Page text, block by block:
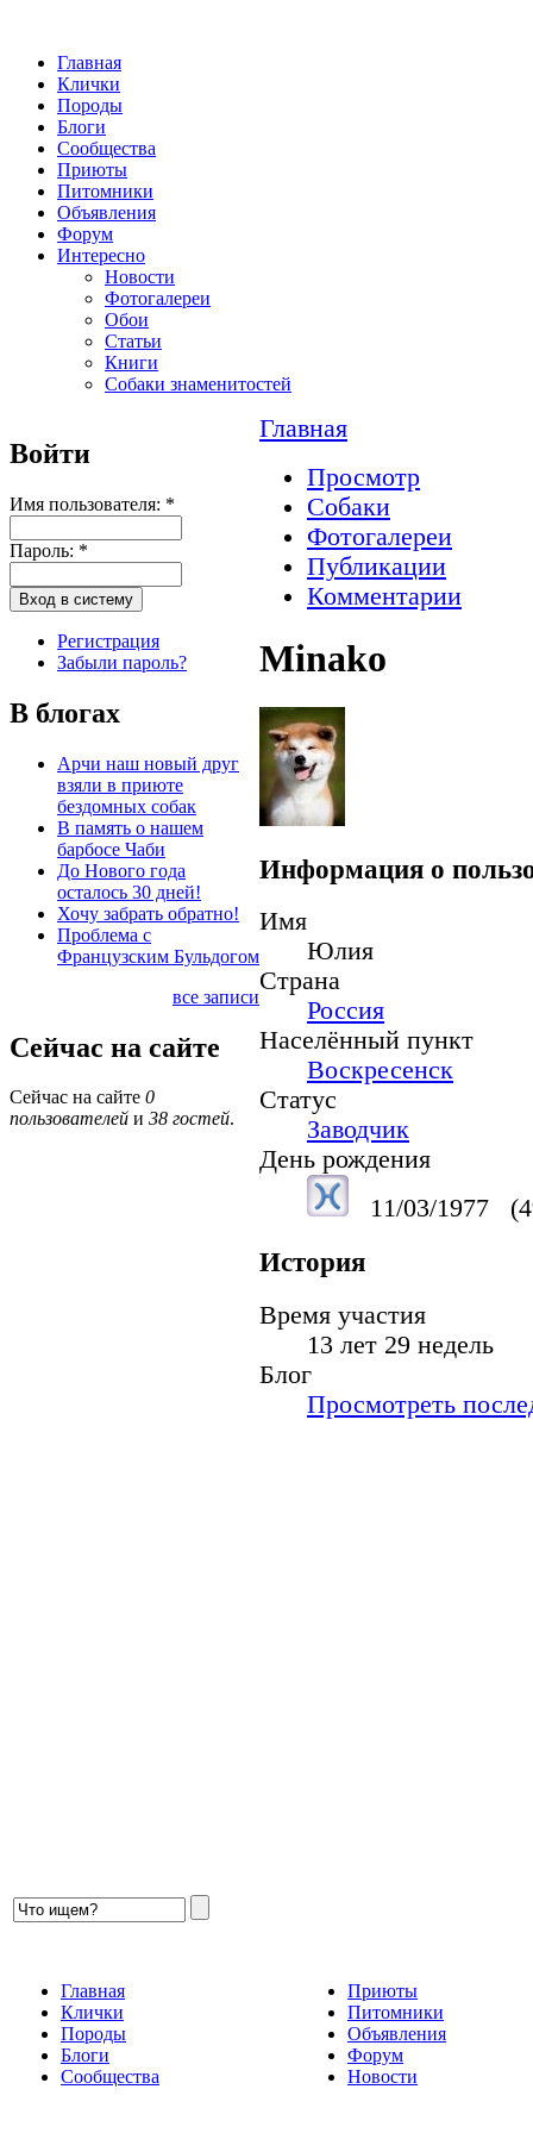
Главная
Клички
Породы
Блоги
Сообщества
Приюты
Питомники
Объявления
Форум
Интересно
Новости
Фотогалереи
Обои
Статьи
Книги
Собаки знаменитостей
Войти
Имя пользователя: *
Пароль: *
Регистрация
Забыли пароль?
В блогах
Арчи наш новый друг
взяли в приюте
бездомных собак
В память о нашем
барбосе Чаби
До Нового года
осталось 30 дней!
Хочу забрать обратно!
Проблема с
Французским Бульдогом
все записи
Сейчас на сайте
Сейчас на сайте 0
пользователей и 38 гостей.
Главная
Просмотр
Собаки
Фотогалереи
Публикации
Комментарии
Minako
Информация о
Имя
Юлия
Страна
Россия
Населённый пункт
Воскресенск
Статус
Заводчик
День рождения
11/03/1977
История
Время участия
13 лет 29 недель
Блог
Просмотреть
Главная
Клички
Породы
Блоги
Сообщества
Приюты
Питомники
Объявления
Форум
Новости